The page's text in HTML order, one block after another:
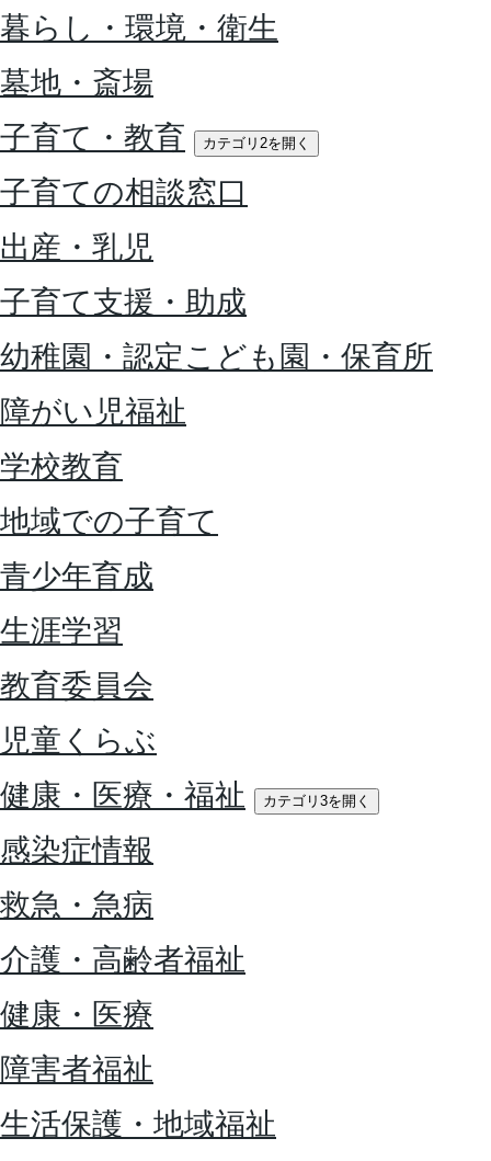
暮らし・環境・衛生
墓地・斎場
子育て・教育
カテゴリ2を開く
子育ての相談窓口
出産・乳児
子育て支援・助成
幼稚園・認定こども園・保育所
障がい児福祉
学校教育
地域での子育て
青少年育成
生涯学習
教育委員会
児童くらぶ
健康・医療・福祉
カテゴリ3を開く
感染症情報
救急・急病
介護・高齢者福祉
健康・医療
障害者福祉
生活保護・地域福祉